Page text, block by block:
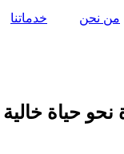
من نحن خدماتنا
حياة خالية